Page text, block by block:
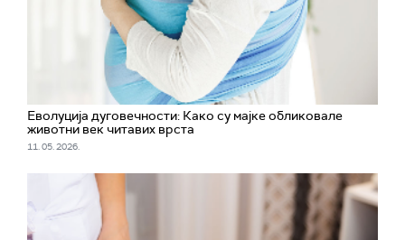
Еволуција дуговечности: Како су мајке обликовале
животни век читавих врста
11. 05. 2026.